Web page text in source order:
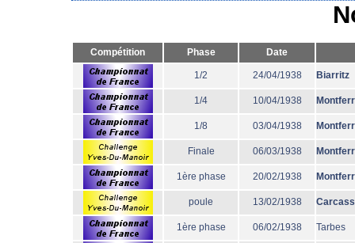
Compétition Phase Date
1/2 24/04/1938 Biarritz
1/4 10/04/1938
1/8 03/04/1938
Finale 06/03/1938
1ère phase 20/02/1938
poule 13/02/1938
1ère phase 06/02/1938 Tarbes